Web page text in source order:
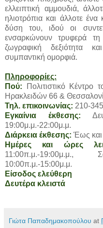
ελλειπτική αμμουδιά,
ηλιοτρόπια και άλλοτε
δύση του, ιδού οι
ενσαρκώνουν τρυφερά
ζωγραφική δεξιότητα
συμπαντική ομορφιά.
Πληροφορίες:
Πού:
Πολιτιστικό
Ηρακλειδών 66 &
Τηλ. επικοινωνίας: 210-
Εγκαίνια έκθεσης:
19:00μ.μ.-22:00μ.μ.
Διάρκεια έκθεσης: Έως και
Ημέρες και ώρες
11:00π.μ.-
10:00π.μ.-15:00μ.μ.
Είσοδος ελεύθερη
Δευτέρα κλειστά
Γιώτα Παπαδημακοπούλου at